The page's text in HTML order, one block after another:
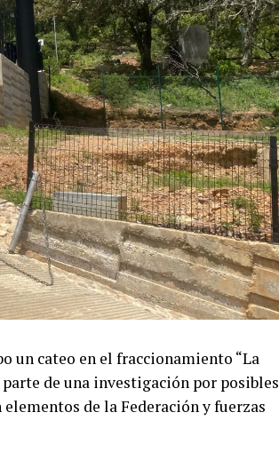
un cateo en el fraccionamiento “La
parte de una investigación por posibles
de la Federación y fuerzas